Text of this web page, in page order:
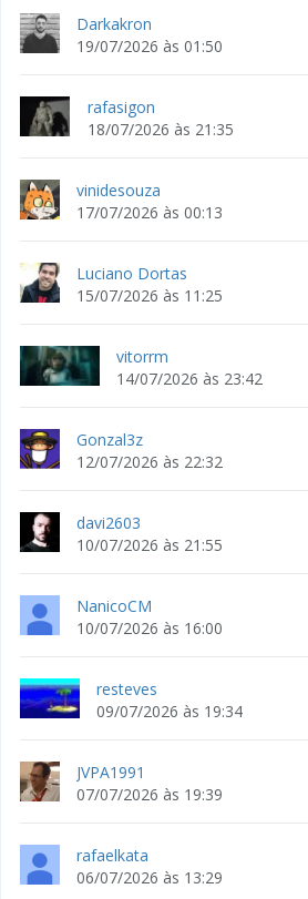
Darkakron
19/07/2026 às 01:50
rafasigon
18/07/2026 às 21:35
vinidesouza
17/07/2026 às 00:13
Luciano Dortas
15/07/2026 às 11:25
vitorrm
14/07/2026 às 23:42
Gonzal3z
12/07/2026 às 22:32
davi2603
10/07/2026 às 21:55
NanicoCM
10/07/2026 às 16:00
resteves
09/07/2026 às 19:34
JVPA1991
07/07/2026 às 19:39
rafaelkata
06/07/2026 às 13:29